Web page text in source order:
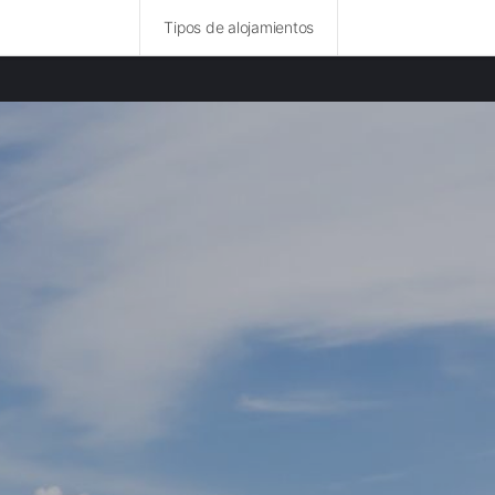
Tipos de alojamientos